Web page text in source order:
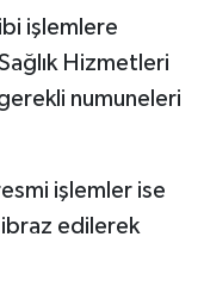
işlemlere
Hizmetleri
numuneleri
işlemler ise
ibraz edilerek